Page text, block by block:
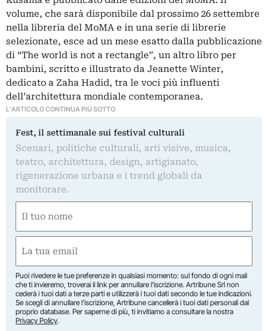
volume, che sarà disponibile dal prossimo 26 settembre
nella libreria del MoMA e in una serie di librerie
selezionate, esce ad un mese esatto dalla pubblicazione
di “The world is not a rectangle”, un altro libro per
bambini, scritto e illustrato da Jeanette Winter,
dedicato a Zaha Hadid, tra le voci più influenti
dell’architettura mondiale contemporanea.
L'ARTICOLO CONTINUA PIÙ SOTTO
Fest, il settimanale sui festival culturali
Scenari, politiche culturali, arti visive, musica,
teatro, architettura, design, artigianato,
rigenerazione urbana e i trend globali da
monitorare.
(Obbligatorio)
Nome
(Obbligatorio)
Puoi rivedere le tue preferenze in qualsiasi momento: sul fondo di ogni mail
che ti invieremo, troverai il link per annullare l’iscrizione. Artribune Srl non
cederà i tuoi dati a terze parti e utilizzerà i tuoi dati secondo le tue indicazioni.
Se scegli di annullare l’iscrizione, Artribune cancellerà i tuoi dati personali dal
proprio database. Per saperne di più, ti invitiamo a consultare la nostra
Privacy Policy.